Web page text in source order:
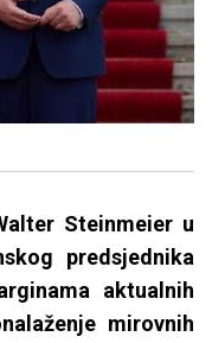
Steinmeier u
predsjednika
aktualnih
mirovnih